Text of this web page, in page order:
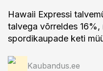
Hawaii Expressi
talvega võrreldes
spordikaupade keti
Kaubandus.ee